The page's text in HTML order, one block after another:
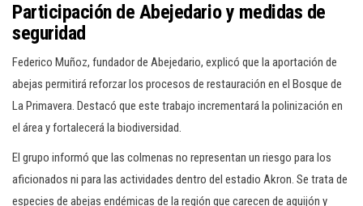
Participación de Abejedario y medidas de
seguridad
Federico Muñoz, fundador de Abejedario, explicó que la aportación de
abejas permitirá reforzar los procesos de restauración en el Bosque de
La Primavera. Destacó que este trabajo incrementará la polinización en
el área y fortalecerá la biodiversidad.
El grupo informó que las colmenas no representan un riesgo para los
aficionados ni para las actividades dentro del estadio Akron. Se trata de
especies de abejas endémicas de la región que carecen de aguijón y